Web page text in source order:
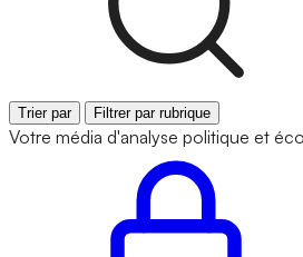
Trier par Filtrer par rubrique
Votre média d'analyse politique et